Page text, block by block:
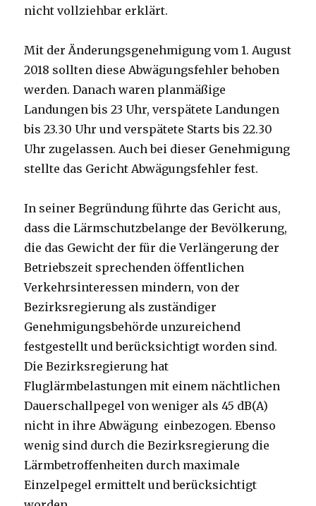
nicht vollziehbar erklärt.
Mit der Änderungsgenehmigung vom 1. August
2018 sollten diese Abwägungsfehler behoben
werden. Danach waren planmäßige
Landungen bis 23 Uhr, verspätete Landungen
bis 23.30 Uhr und verspätete Starts bis 22.30
Uhr zugelassen. Auch bei dieser Genehmigung
stellte das Gericht Abwägungsfehler fest.
In seiner Begründung führte das Gericht aus,
dass die Lärmschutzbelange der Bevölkerung,
die das Gewicht der für die Verlängerung der
Betriebszeit sprechenden öffentlichen
Verkehrsinteressen mindern, von der
Bezirksregierung als zuständiger
Genehmigungsbehörde unzureichend
festgestellt und berücksichtigt worden sind.
Die Bezirksregierung hat
Fluglärmbelastungen mit einem nächtlichen
Dauerschallpegel von weniger als 45 dB(A)
nicht in ihre Abwägung einbezogen. Ebenso
wenig sind durch die Bezirksregierung die
Lärmbetroffenheiten durch maximale
Einzelpegel ermittelt und berücksichtigt